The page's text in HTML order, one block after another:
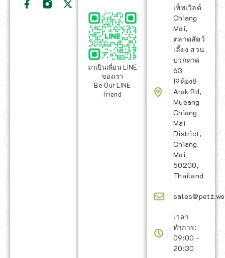
มาเป็นเพื่อน LINE
ของเรา
Be Our LINE
Friend
เพ็ทเวิลด์
Chiang
Mai,
ตลาดสัตว์
เลี้ยง สวน
บวกหาด
63
19ห้อง8
Arak Rd,
Mueang
Chiang
Mai
District,
Chiang
Mai
50200,
Thailand
เวลา
ทำการ:
09:00 -
20:30